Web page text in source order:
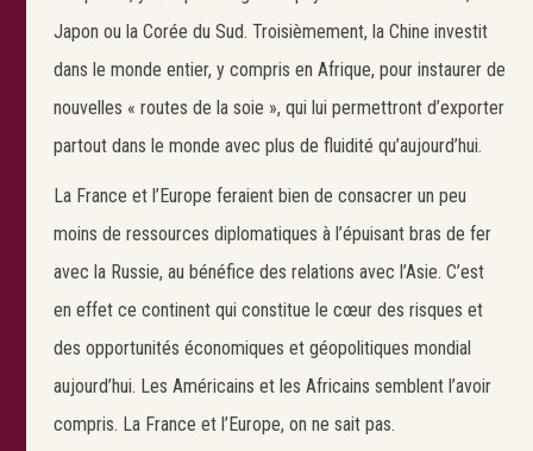
Japon ou la Corée du Sud. Troisièmement, la Chine investit
dans le monde entier, y compris en Afrique, pour instaurer de
nouvelles « routes de la soie », qui lui permettront d’exporter
partout dans le monde avec plus de fluidité qu’aujourd’hui.
La France et l’Europe feraient bien de consacrer un peu
moins de ressources diplomatiques à l’épuisant bras de fer
avec la Russie, au bénéfice des relations avec l’Asie. C’est
en effet ce continent qui constitue le cœur des risques et
des opportunités économiques et géopolitiques mondial
aujourd’hui. Les Américains et les Africains semblent l’avoir
compris. La France et l’Europe, on ne sait pas.